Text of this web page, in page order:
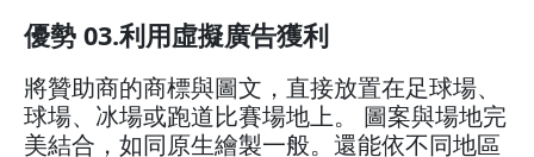
優勢 03.利用虛擬廣告獲利
將贊助商的商標與圖文，直接放置在足球場、
球場、冰場或跑道比賽場地上。 圖案與場地完
美結合，如同原生繪製一般。還能依不同地區